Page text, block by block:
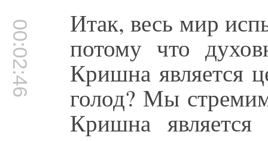
00:02:46 Итак, весь мир
потому что
Кришна является
голод? Мы
Кришна